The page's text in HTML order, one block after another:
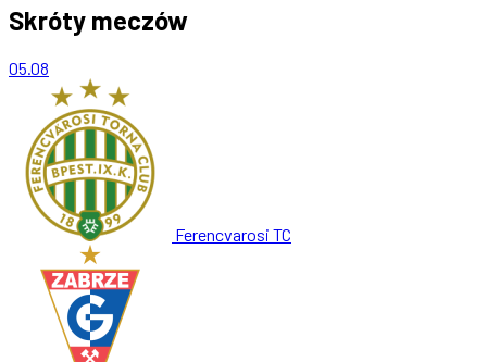
Skróty meczów
05.08
Ferencvarosi TC